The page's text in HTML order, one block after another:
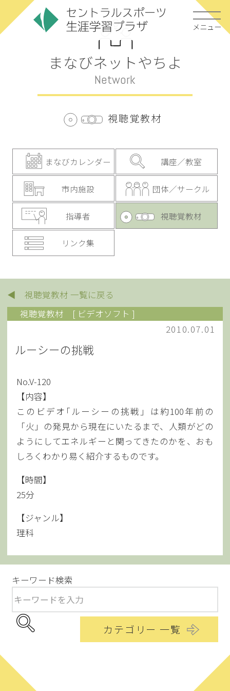
メニュー
まなびネットやちよ
Network
視聴覚教材
まなびカレンダー 講座／教室
市内施設 団体／サークル
指導者 視聴覚教材
リンク集
◀ 視聴覚教材 一覧に戻る
視聴覚教材
[ ビデオソフト ]
2010.07.01
ルーシーの挑戦
No.V-120
【内容】
このビデオ｢ルーシーの挑戦」は約100年前の
「火」の発見から現在にいたるまで、人類がどの
ようにしてエネルギーと関ってきたのかを、おも
しろくわかり易く紹介するものです。
【時間】
25分
【ジャンル】
理科
キーワード検索
カテゴリー 一覧